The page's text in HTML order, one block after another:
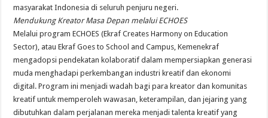
masyarakat Indonesia di seluruh penjuru negeri.
Mendukung Kreator Masa Depan melalui ECHOES
Melalui program ECHOES (Ekraf Creates Harmony on Education
Sector), atau Ekraf Goes to School and Campus, Kemenekraf
mengadopsi pendekatan kolaboratif dalam mempersiapkan generasi
muda menghadapi perkembangan industri kreatif dan ekonomi
digital. Program ini menjadi wadah bagi para kreator dan komunitas
kreatif untuk memperoleh wawasan, keterampilan, dan jejaring yang
dibutuhkan dalam perjalanan mereka menjadi talenta kreatif yang